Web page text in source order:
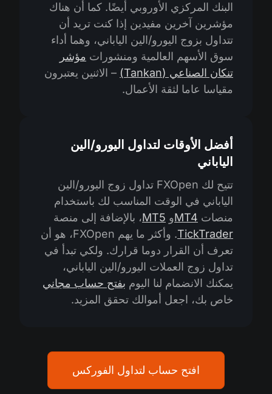
البنك المركزي الأوروبي أيضًا. كما أن هناك
مؤشرين آخرين مفيدين إذا كنت تريد أن
تتداول بزوج اليورو/الين الياباني، وهما أداء
سوق الأسهم العالمية ومنشورات مؤشر
تنكان الصناعي (Tankan)
– الاثنين يعتبرون
مقياسا عاما لثقة الأعمال.
أفضل الأوقات لتداول اليورو/الين
الياباني
تتيح لك FXOpen تداول زوج اليورو/الين
الياباني في الوقت المناسب لك باستخدام
منصات MT4و MT5، بالإضافة إلى منصة
TickTrader
. وأكثر ما يهم FXOpen، هو أن
تعرف أن القرار دوما قرارك. ولكي تبدأ في
تداول زوج العملات اليورو/الين الياباني،
يمكنك الانضمام لنا اليوم بفتح حساب مجاني
خاص بك، اجعل أموالك تحقق المزيد.
افتح حساب لتداول الفوركس